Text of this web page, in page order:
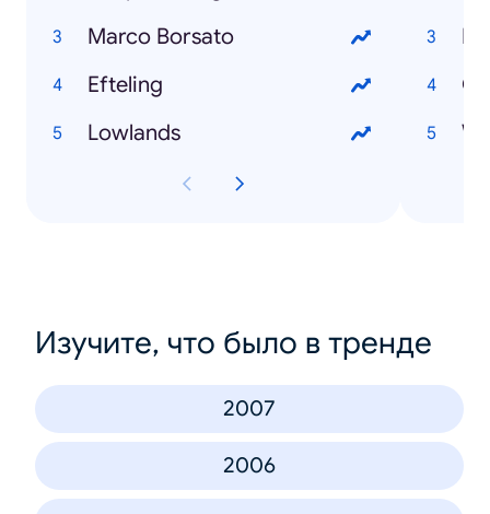
Marco Borsato
Efteling
Lowlands
Изучите, что было в тренде
2007
2006